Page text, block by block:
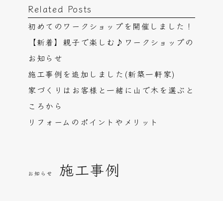
Related Posts
初めてのワークショップを開催しました！
【新着】親子で楽しむ♪ワークショップの
お知らせ
施工事例を追加しました(新築一軒家)
家づくりはお客様と一緒に山で木を選ぶと
ころから
リフォームのポイントやメリット
お知らせ 施工事例